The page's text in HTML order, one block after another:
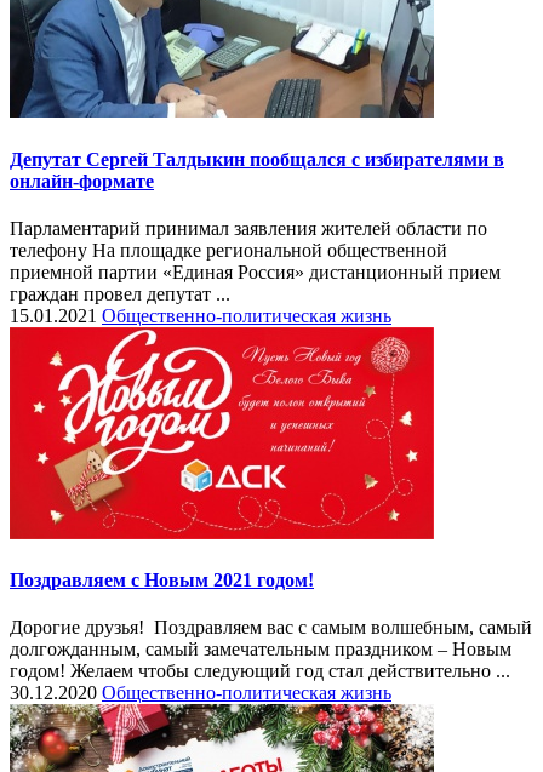
Депутат Сергей Талдыкин пообщался с избирателями в
онлайн-формате
Парламентарий принимал заявления жителей области по
телефону На площадке региональной общественной
приемной партии «Единая Россия» дистанционный прием
граждан провел депутат ...
15.01.2021 Общественно-политическая жизнь
Поздравляем с Новым 2021 годом!
Дорогие друзья! Поздравляем вас с самым волшебным, самый
долгожданным, самый замечательным праздником – Новым
годом! Желаем чтобы следующий год стал действительно ...
30.12.2020 Общественно-политическая жизнь